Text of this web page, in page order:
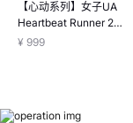
【心动系列】女子UA
Heartbeat Runner 2跑
鞋
¥ 999